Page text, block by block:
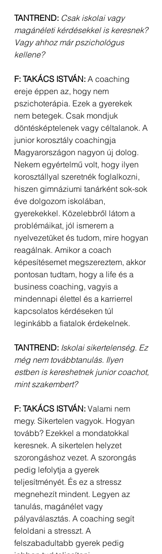
TANTREND: Csak iskolai vagy
magánéleti kérdésekkel is keresnek?
Vagy ahhoz már pszichológus
kellene?
F: TAKÁCS ISTVÁN: A coaching
ereje éppen az, hogy nem
pszichoterápia. Ezek a gyerekek
nem betegek. Csak mondjuk
döntésképtelenek vagy céltalanok. A
junior korosztály coachingja
Magyarországon nagyon új dolog.
Nekem egyértelmű volt, hogy ilyen
korosztállyal szeretnék foglalkozni,
hiszen gimnáziumi tanárként sok-sok
éve dolgozom iskolában,
gyerekekkel. Közelebbről látom a
problémáikat, jól ismerem a
nyelvezetüket és tudom, mire hogyan
reagálnak. Amikor a coach
képesítésemet megszereztem, akkor
pontosan tudtam, hogy a life és a
business coaching, vagyis a
mindennapi élettel és a karrierrel
kapcsolatos kérdéseken túl
leginkább a fiatalok érdekelnek.
TANTREND: Iskolai sikertelenség. Ez
még nem továbbtanulás. Ilyen
estben is kereshetnek junior coachot,
mint szakembert?
F: TAKÁCS ISTVÁN: Valami nem
megy. Sikertelen vagyok. Hogyan
tovább? Ezekkel a mondatokkal
keresnek. A sikertelen helyzet
szorongáshoz vezet. A szorongás
pedig lefolytja a gyerek
teljesítményét. És ez a stressz
megnehezít mindent. Legyen az
tanulás, magánélet vagy
pályaválasztás. A coaching segít
feloldani a stresszt. A
felszabadultabb gyerek pedig